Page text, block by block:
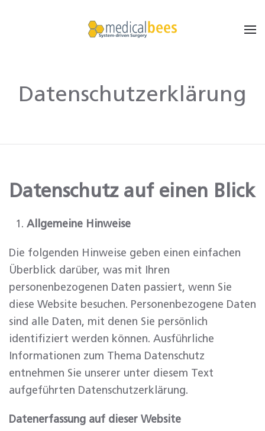
Datenschutzerklärung
Datenschutz auf einen Blick
Allgemeine Hinweise
Die folgenden Hinweise geben einen einfachen
Überblick darüber, was mit Ihren
personenbezogenen Daten passiert, wenn Sie
diese Website besuchen. Personenbezogene Daten
sind alle Daten, mit denen Sie persönlich
identifiziert werden können. Ausführliche
Informationen zum Thema Datenschutz
entnehmen Sie unserer unter diesem Text
aufgeführten Datenschutzerklärung.
Datenerfassung auf dieser Website